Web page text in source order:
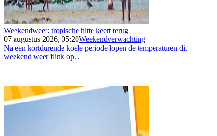
Weekendweer: tropische hitte keert terug
07 augustus 2026, 05:20Weekendverwachting
Na een kortdurende koele periode lopen de temperaturen dit
weekend weer flink op...